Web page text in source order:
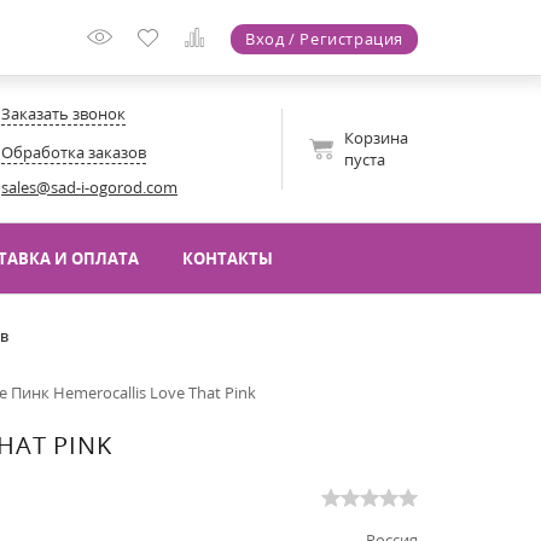
Вход / Регистрация
Заказать звонок
Обработка заказов
sales@sad-i-ogorod.com
Корзина
пуста
И ОПЛАТА КОНТАКТЫ
Пинк Hemerocallis Love That Pink
PINK